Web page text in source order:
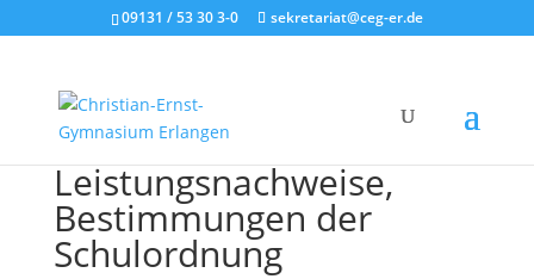
09131 / 53 30 3-0 sekretariat@ceg-er.de
Leistungsnachweise,
Bestimmungen der
Schulordnung